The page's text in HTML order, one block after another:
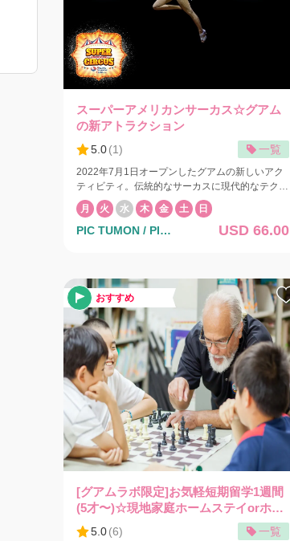
どのアレンジ、船内のデコレーションも可能で
す。ご要望欄にクエストを書き添えてください。
追加料金でご希望のコーディネートを承ります。
思い出に残る、あなただけの特別な時間をコーデ
ィネートいたします。 イルカウォッチングやウ
ミガメシュノーケル(6才〜70才＊65才以上は要
とウミガメを見に行くため、天候・海洋状況によ
り見れない場合もありますのであらかじめご了承
グ、ダイビングは危険なので禁止させていただい
ております。 天候などの理由で「運行事業者に
より」ツアーが中止された場合には、金額を払い
戻します。ボートチャーターツアーとなる為、お
申込みいただいたお客様１グループのみで他のお
客様と乗合になることはございません。 使用す
るボートはPegasus（ペガサス）25名乗り。グ
マラン（双胴船）タイプ。 エントリーは左右2か
所からジャイアントストライドエントリー。苦手
な方はボート後方のラダーからもエントリー出来
ます。 エキジットはフィンを外して後部の梯子
から一度に2名様ずつ上がれます。 ショップには
ロッカー、シャワー完備、必要に応じて更衣スペ
ースも利用できます。 *Goproなど、現地支払い
でレンタルできます！ 主催：Wanderers
スーパーアメリカンサーカス☆グアム
の新アトラクション
5.0(1) 一覧
2022年7月1日オープンしたグアムの新しいアク
ティビティ。伝統的なサーカスに現代的なテクノ
ロジーのアレンジを加えた新しい演出のアトラク
ションです。 新アトラクション「スーパーアメ
リカンサーカス」はオープニングからフィナーレ
輪、空中オートバイ、息をのむ綱渡り、空中アク
ロバット、驚異のジャグラー、華麗な空中バレリ
ーナ、おかしなピエロなどの多彩な演目で、水曜
日以外1日1回公演で常時開催。 この現代的なサ
ーカスは、過去最大かつ最高のもので、グアムで
初めて披露するプログラムもあります グロー
ブ・オブ・デス、インクライン・モーターサイク
ル、独学で学んだエアリアリスト、アドリ・パニ
アグア、ドロスドフ一座（アクロバットバー、ス
キップロープ、アクロホイール）、ホイールオブ
デンジャーのマリオ・エスパーニャ、ルクソージ
ャグラーなど、スリルあるパフォーマーたちが
次々と登場します ショーの前や休憩時間には、
(オプション$10)や写真撮影などのアクティビテ
ィを用意しています。かき氷、綿菓子、ポップコ
みに！ *送迎サービスをご利用の方は前日4時ま
月 火 水 木 金 土 日
PIC TUMON / PIC
USD 66.00
おすすめ
[グアムラボ限定]お気軽短期留学1週間
(5才〜)☆現地家庭ホームステイorホテ
ルステイ
5.0(6) 一覧